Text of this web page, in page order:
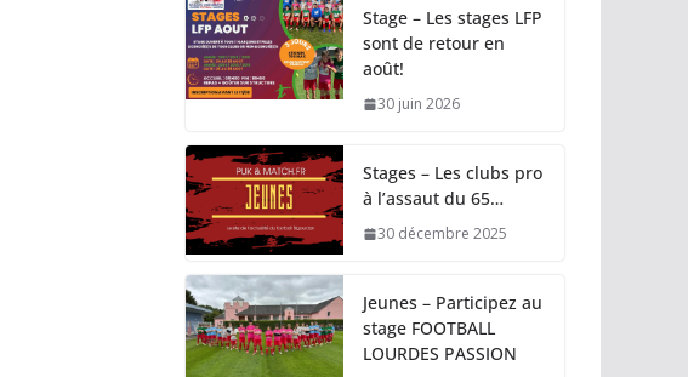
Stage – Les stages LFP
sont de retour en
août!
30 juin 2026
Stages – Les clubs pro
à l’assaut du 65…
30 décembre 2025
Jeunes – Participez au
stage FOOTBALL
LOURDES PASSION